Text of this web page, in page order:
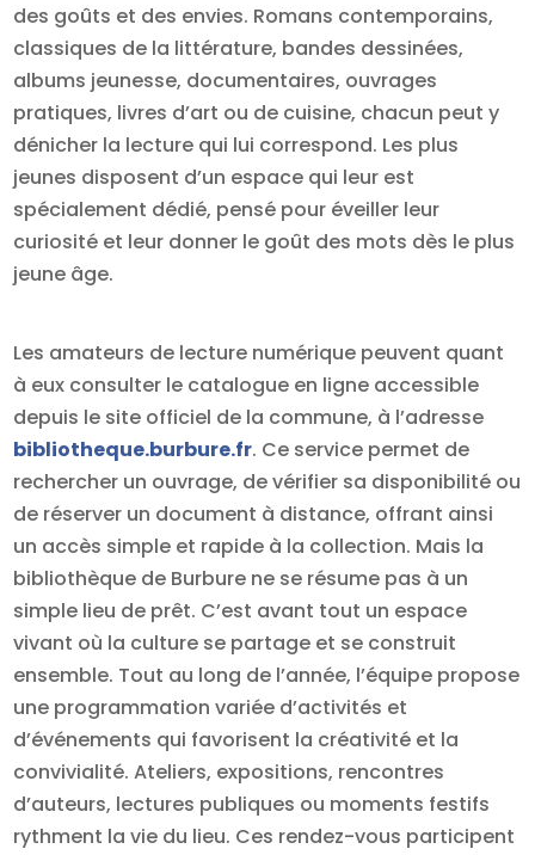
des goûts et des envies. Romans contemporains,
classiques de la littérature, bandes dessinées,
albums jeunesse, documentaires, ouvrages
pratiques, livres d’art ou de cuisine, chacun peut y
dénicher la lecture qui lui correspond. Les plus
jeunes disposent d’un espace qui leur est
spécialement dédié, pensé pour éveiller leur
curiosité et leur donner le goût des mots dès le plus
jeune âge.
Les amateurs de lecture numérique peuvent quant
à eux consulter le catalogue en ligne accessible
depuis le site officiel de la commune, à l’adresse
bibliotheque.burbure.fr. Ce service permet de
rechercher un ouvrage, de vérifier sa disponibilité ou
de réserver un document à distance, offrant ainsi
un accès simple et rapide à la collection. Mais la
bibliothèque de Burbure ne se résume pas à un
simple lieu de prêt. C’est avant tout un espace
vivant où la culture se partage et se construit
ensemble. Tout au long de l’année, l’équipe propose
une programmation variée d’activités et
d’événements qui favorisent la créativité et la
convivialité. Ateliers, expositions, rencontres
d’auteurs, lectures publiques ou moments festifs
rythment la vie du lieu. Ces rendez-vous participent